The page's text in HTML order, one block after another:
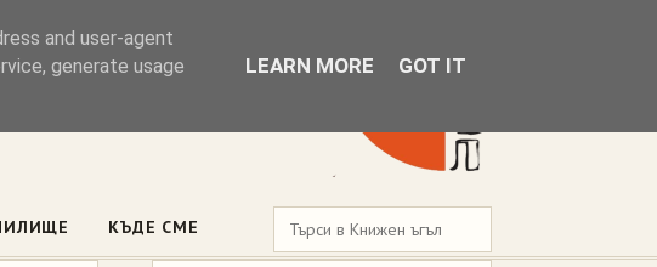
КЪДЕ СМЕ
and user-agent
generate usage
LEARN MORE GOT IT